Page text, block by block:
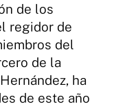
de los
regidor de
del
de la
ha
de este año